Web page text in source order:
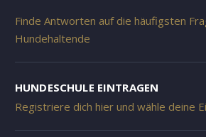
Finde Antworten auf die häufigsten
Hundehaltende
HUNDESCHULE EINTRAGEN
Registriere dich hier und wähle deine